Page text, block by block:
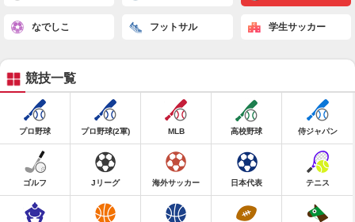
なでしこ フットサル 学生サッカー
競技一覧
プロ野球 プロ野球(2軍) MLB 高校野球 侍ジャパン
ゴルフ Jリーグ 海外サッカー 日本代表 テニス